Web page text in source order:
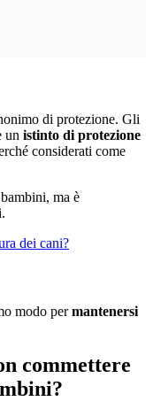
di protezione. Gli
un istinto di protezione
considerati come
ma è
dei cani?
modo permantenersi
commettere